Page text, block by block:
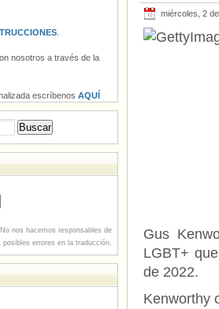
miércoles, 2
Gus
LGBT+
de 2022.
Kenworthy
nosotros a través de la
escríbenos AQUÍ
nos hacemos responsables de
posibles errores en la traducción.